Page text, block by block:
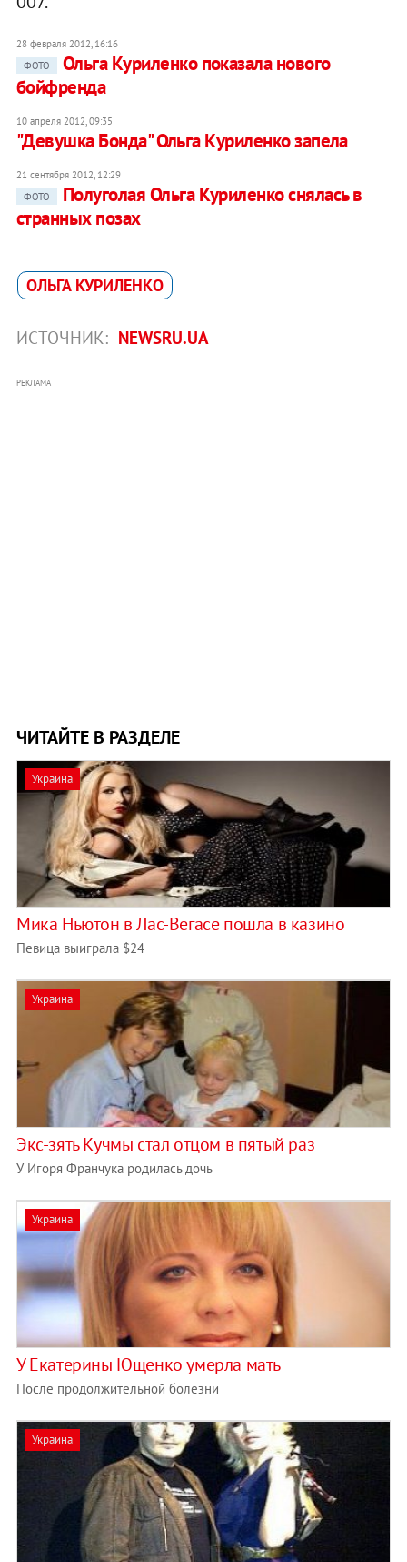
28 февраля 2012, 16:16
ФОТО
Ольга Куриленко показала нового
бойфренда
10 апреля 2012, 09:35
"Девушка Бонда" Ольга Куриленко запела
21 сентября 2012, 12:29
ФОТО
Полуголая Ольга Куриленко снялась в
странных позах
ОЛЬГА КУРИЛЕНКО
ИСТОЧНИК: NEWSRU.UA
РЕКЛАМА
ЧИТАЙТЕ В РАЗДЕЛЕ
Украина
Мика Ньютон в Лас-Вегасе пошла в казино
Певица выиграла $24
Украина
Экс-зять Кучмы стал отцом в пятый раз
У Игоря Франчука родилась дочь
Украина
У Екатерины Ющенко умерла мать
После продолжительной болезни
Украина